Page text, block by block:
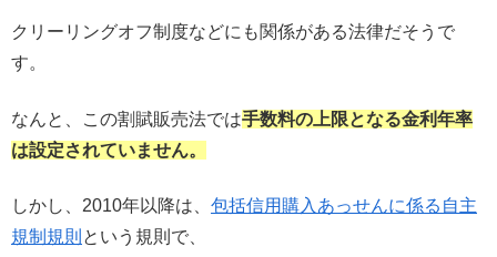
クリーリングオフ制度などにも関係がある法律だそうで
す。
なんと、この割賦販売法では手数料の上限となる金利年率
は設定されていません。
しかし、2010年以降は、 包括信用購入あっせんに係る自主
規制規則 という規則で、